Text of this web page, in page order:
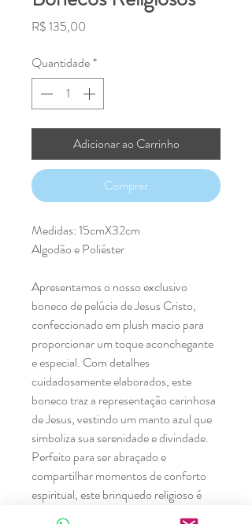
R$ 135,00
Quantidade*
Adicionar ao Carrinho
Comprar
Medidas: 15cmX32cm
Algodão e Poliéster
Apresentamos o nosso exclusivo
boneco de pelúcia de Jesus Cristo,
confeccionado em plush macio para
proporcionar um toque aconchegante
e especial. Com detalhes
cuidadosamente elaborados, este
boneco traz a representação carinhosa
de Jesus, vestindo um manto azul que
simboliza sua serenidade e divindade.
Perfeito para ser abraçado e
compartilhar momentos de conforto
espiritual, este brinquedo religioso é
uma expressão única de fé e amor.